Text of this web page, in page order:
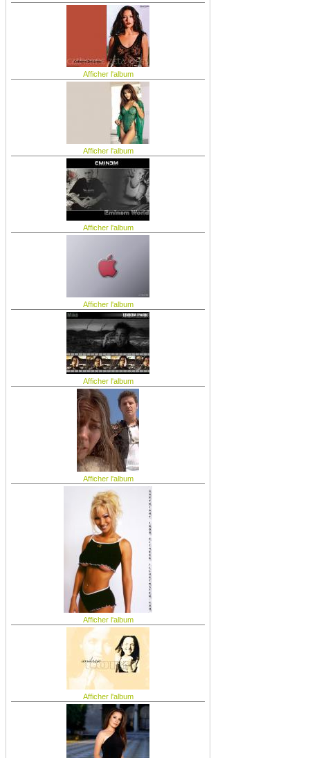
Afficher l'album
Afficher l'album
Afficher l'album
Afficher l'album
Afficher l'album
Afficher l'album
Afficher l'album
Afficher l'album